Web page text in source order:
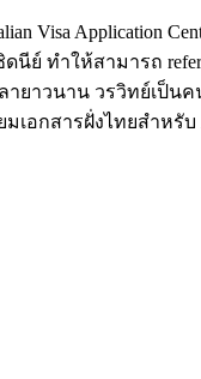
Visa Application
ซิดนีย์ ทำให้สามารถ
ลายาวนาน วรวิทย์เป็
มเอกสารฝั่งไทยสำหรั